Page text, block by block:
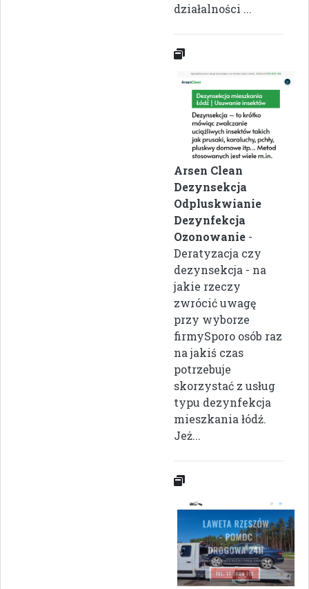
działalności ...
Arsen Clean
Dezynsekcja
Odpluskwianie
Dezynfekcja
Ozonowanie -
Deratyzacja czy
dezynsekcja - na
jakie rzeczy
zwrócić uwagę
przy wyborze
firmySporo osób raz
na jakiś czas
potrzebuje
skorzystać z usług
typu dezynfekcja
mieszkania łódź.
Jeż...